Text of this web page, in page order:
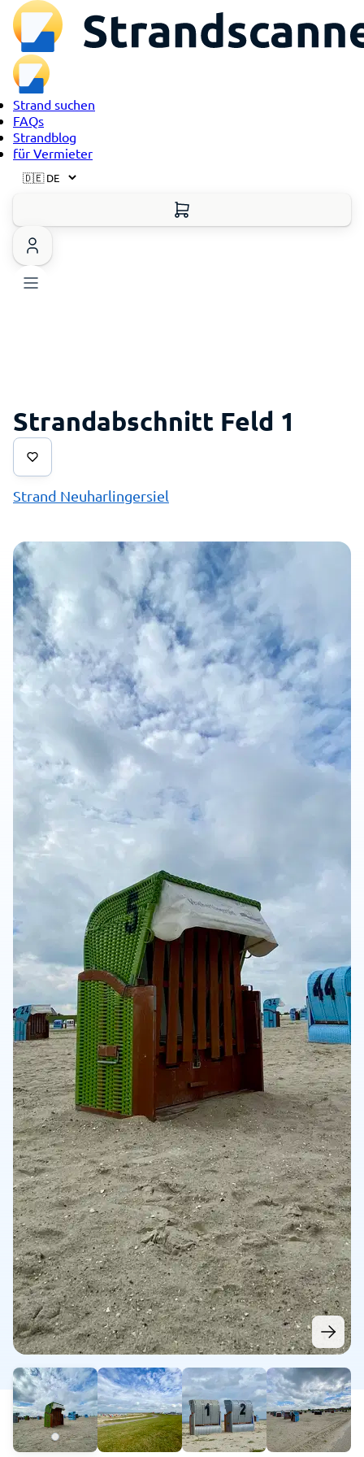
Strand suchen
FAQs
Strandblog
für Vermieter
Strandabschnitt Feld 1
Strand Neuharlingersiel